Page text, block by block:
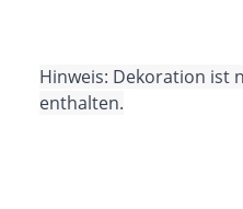
Hinweis: Dekoration ist
enthalten.